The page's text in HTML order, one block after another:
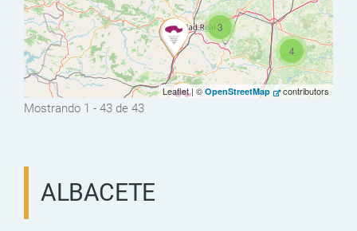
3
4
Leaflet | © OpenStreetMap contributors
Mostrando 1 - 43 de 43
ALBACETE